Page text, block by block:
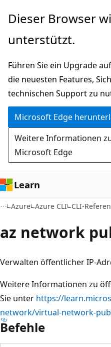
Zu
wechseln
Zur
springen
Dieser Browser
unterstützt.
Führen Sie ein Upgrade
die neuesten Features,
technischen Support zu
Microsoft Edge
Weitere Informationen
Microsoft Edge
Learn
Azure Azure CLI CLI-
az network
Verwalten öffentlicher IP-
Weitere Informationen zu
Sie unter https://
network/virtual-network-
Befehle